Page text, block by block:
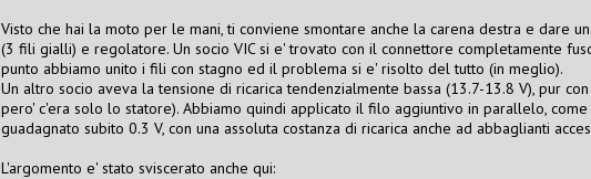
Visto che hai la moto per le mani, ti conviene smontare anche la carena destra e dare
(3 fili gialli) e regolatore. Un socio VIC si e' trovato con il connettore completamente
punto abbiamo unito i fili con stagno ed il problema si e' risolto del tutto (in meglio).
Un altro socio aveva la tensione di ricarica tendenzialmente bassa (13.7-13.8 V), pur
pero' c'era solo lo statore). Abbiamo quindi applicato il filo aggiuntivo in parallelo,
guadagnato subito 0.3 V, con una assoluta costanza di ricarica anche ad abbaglianti
L'argomento e' stato sviscerato anche qui: